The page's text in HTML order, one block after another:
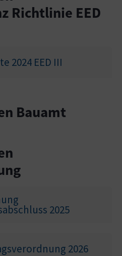
Richtlinie EED
2024 EED III
Bauamt
2025
2026